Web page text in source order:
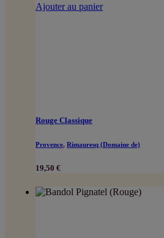
Ajouter au panier
Rouge Classique
Provence, Rimauresq (Domaine de)
19,50 €